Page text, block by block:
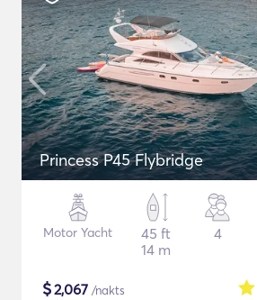
Princess P45 Flybridge
Motor Yacht
45 ft
14 m
4
$2,067 /nakts